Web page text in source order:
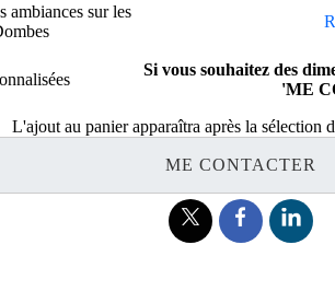
ambiances sur les
Si vous souhaitez des
'ME
L'ajout au panier apparaîtra après la sélection
ME CONTACTER